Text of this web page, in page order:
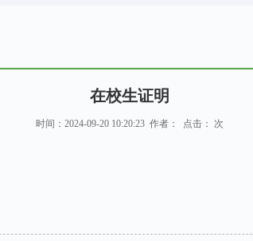
在校生证明
时间：2024-09-20 10:20:23 作者： 点击： 次